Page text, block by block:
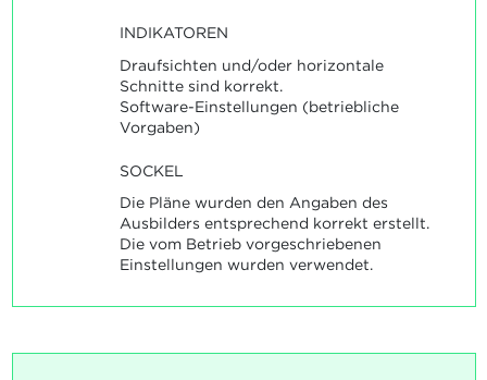
INDIKATOREN
Draufsichten und/oder horizontale
Schnitte sind korrekt.
Software-Einstellungen (betriebliche
Vorgaben)
SOCKEL
Die Pläne wurden den Angaben des
Ausbilders entsprechend korrekt erstellt.
Die vom Betrieb vorgeschriebenen
Einstellungen wurden verwendet.